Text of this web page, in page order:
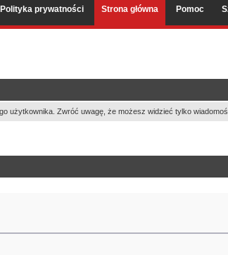
Polityka prywatności Strona główna Pomoc
użytkownika. Zwróć uwagę, że możesz widzieć tylko